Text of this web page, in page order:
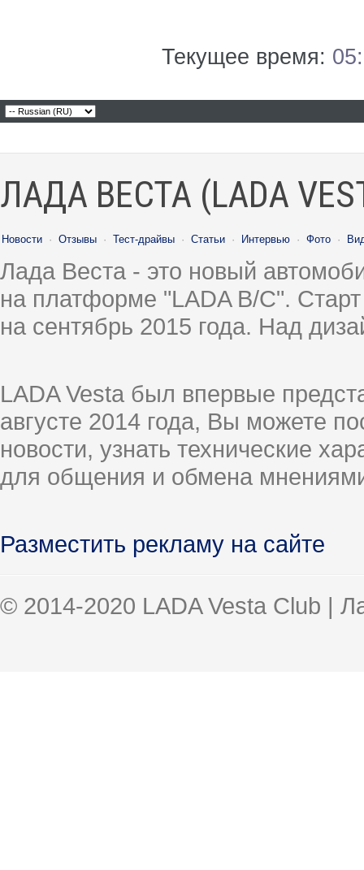
Текущее время:
ЛАДА ВЕСТА (LADA
Новости · Отзывы · Тест-драйвы · Статьи · Интервью · Фото ·
Лада Веста - это новый
на платформе "LADA B/C".
на сентябрь 2015 года. Над
LADA Vesta был впервые
августе 2014 года, Вы можете
новости, узнать технические
для общения и обмена
Разместить рекламу на сайте
© 2014-2020 LADA Vesta Club |